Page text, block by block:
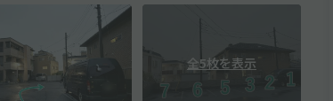
全5枚を表示